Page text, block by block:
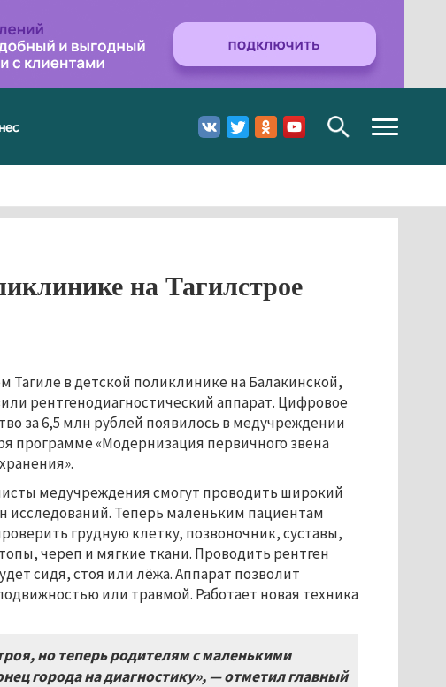
Toggle
navigation
на Тагилстрое
Тагиле в детской поликлинике на Балакинской,
рентгенодиагностический аппарат. Цифровое
за 6,5 млн рублей появилось в медучреждении
программе «Модернизация первичного звена
медучреждения смогут проводить широкий
исследований. Теперь маленьким пациентам
грудную клетку, позвоночник, суставы,
череп и мягкие ткани. Проводить рентген
сидя, стоя или лёжа. Аппарат позволит
или травмой. Работает новая техника
но теперь родителям с маленькими
города на диагностику», — отметил главный